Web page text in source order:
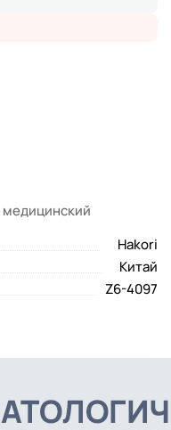
Hakori
Китай
Z6-4097